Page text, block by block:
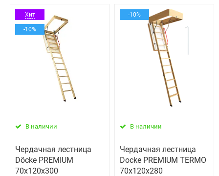
Хит
-10%
В наличии
Чердачная лестница
Döcke PREMIUM
70х120х300
-10%
В наличии
Чердачная лестница
Docke PREMIUM TERMO
70х120х280